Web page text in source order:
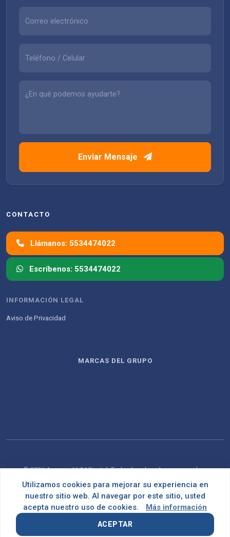
Enviar Mensaje
CONTACTO
Llámanos: 5534474022
Escríbenos: 5534474022
INFORMACIÓN LEGAL
Aviso de Privacidad
MARCAS DEL GRUPO
© 2026 Agencia NVM Digital. Todos los derechos reservados.
Desarrollado con por OMNES
Utilizamos cookies para mejorar su experiencia en
nuestro sitio web. Al navegar por este sitio, usted
acepta nuestro uso de cookies.
Más información
ACEPTAR